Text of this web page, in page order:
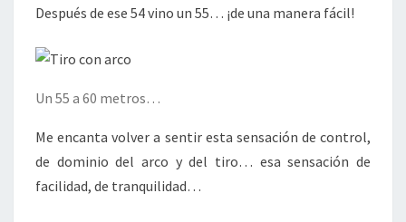
Después de ese 54 vino un 55… ¡de una manera fácil!
Un 55 a 60 metros…
Me encanta volver a sentir esta sensación de control,
de dominio del arco y del tiro… esa sensación de
facilidad, de tranquilidad…